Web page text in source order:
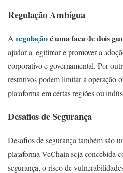
Regulação Ambígua
A regulaçãoé uma faca de dois
ajudar a legitimar e promover a
corporativo e governamental. Por
restritivos podem limitar a operação
plataforma em certas regiões ou
Desafios de Segurança
Desafios de segurança também são
plataforma VeChain seja concebida
segurança, o risco de